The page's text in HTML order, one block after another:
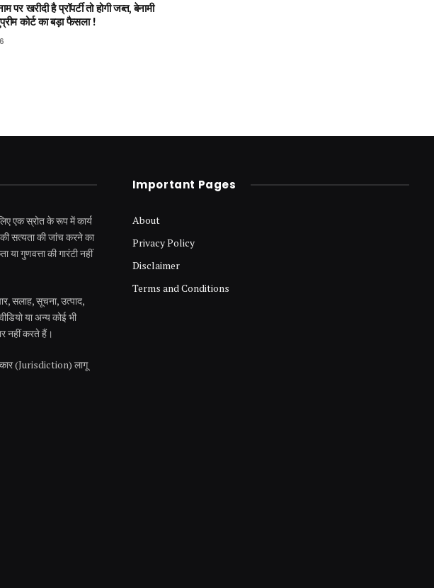
पर खरीदी है प्रॉपर्टी तो होगी जब्त, बेनामी
कोर्ट का बड़ा फैसला !
एक स्रोत के रूप में कार्य
सत्यता की जांच करने का
गुणवत्ता की गारंटी नहीं
सलाह, सूचना, उत्पाद,
या अन्य कोई भी
नहीं करते हैं।
(Jurisdiction) लागू
Important Pages
About
Privacy Policy
Disclaimer
Terms and Conditions